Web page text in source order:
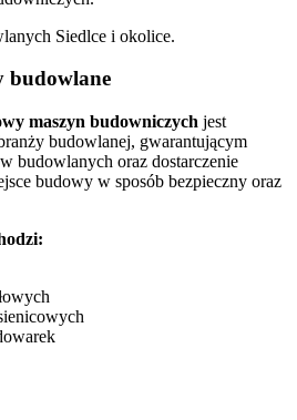
budowlane
maszyn budowniczych jest
budowlanej, gwarantującym
budowlanych oraz dostarczenie
budowy w sposób bezpieczny oraz